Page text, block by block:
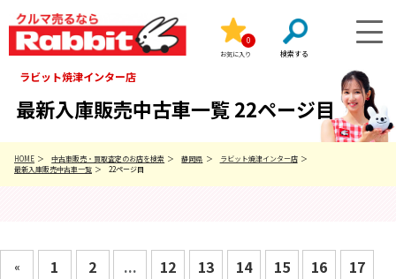
お気に入り
0
ラビット焼津インター店
最新入庫販売中古車一覧 22ページ目
HOME 中古車販売・買取査定のお店を検索 静岡県
ラビット焼津インター店
最新入庫販売中古車一覧
22ページ目
« 1 2 ... 12 13 14 15 16
17